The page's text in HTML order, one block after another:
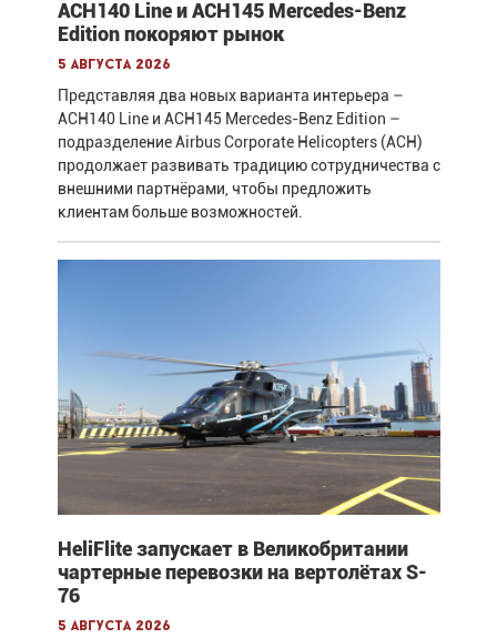
ACH140 Line и ACH145 Mercedes-Benz
Edition покоряют рынок
5 августа 2026
Представляя два новых варианта интерьера –
ACH140 Line и ACH145 Mercedes-Benz Edition –
подразделение Airbus Corporate Helicopters (ACH)
продолжает развивать традицию сотрудничества с
внешними партнёрами, чтобы предложить
клиентам больше возможностей.
HeliFlite запускает в Великобритании
чартерные перевозки на вертолётах S-
76
5 августа 2026